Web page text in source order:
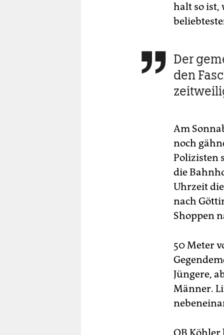
halt so ist,
 Der
den
Am
noch
Polizisten
die
Uhrzeit
nach
Shoppen
50 Meter
Jüngere,
Männer.
OB Köhler